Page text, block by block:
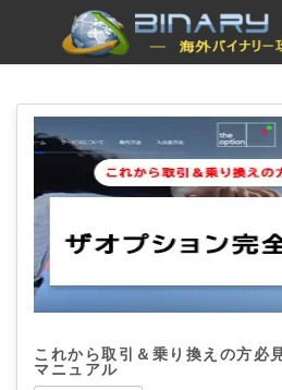
これから取引＆乗り換えの方必
マニュアル